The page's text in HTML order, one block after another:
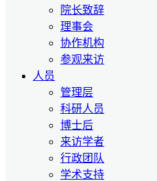
院长致辞
理事会
协作机构
参观来访
人员
管理层
科研人员
博士后
来访学者
行政团队
学术支持